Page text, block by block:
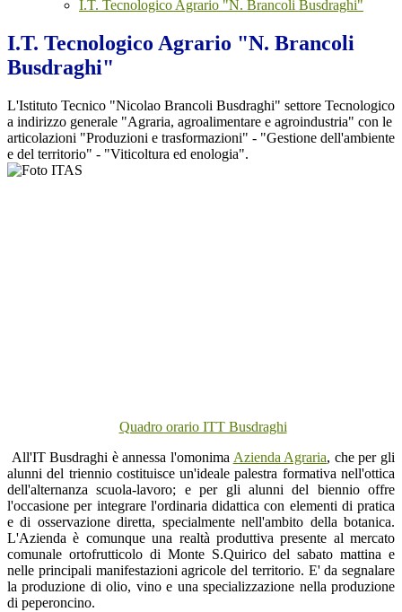
I.T. Tecnologico Agrario "N. Brancoli Busdraghi"
I.T. Tecnologico Agrario "N. Brancoli
Busdraghi"
L'Istituto Tecnico "Nicolao Brancoli Busdraghi" settore Tecnologico
a indirizzo generale "Agraria, agroalimentare e agroindustria" con le
articolazioni "Produzioni e trasformazioni" - "Gestione dell'ambiente
e del territorio" - "Viticoltura ed enologia".
Quadro orario ITT Busdraghi
All'IT Busdraghi è annessa l'omonima Azienda Agraria, che per gli
alunni del triennio costituisce un'ideale palestra formativa nell'ottica
dell'alternanza scuola-lavoro; e per gli alunni del biennio offre
l'occasione per integrare l'ordinaria didattica con elementi di pratica
e di osservazione diretta, specialmente nell'ambito della botanica.
L'Azienda è comunque una realtà produttiva presente al mercato
comunale ortofrutticolo di Monte S.Quirico del sabato mattina e
nelle principali manifestazioni agricole del territorio. E' da segnalare
la produzione di olio, vino e una specializzazione nella produzione
di peperoncino.